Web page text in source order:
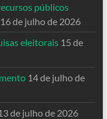
públicos
16 de julho de 2026
eleitorais 15 de
14 de julho de
de julho de 2026